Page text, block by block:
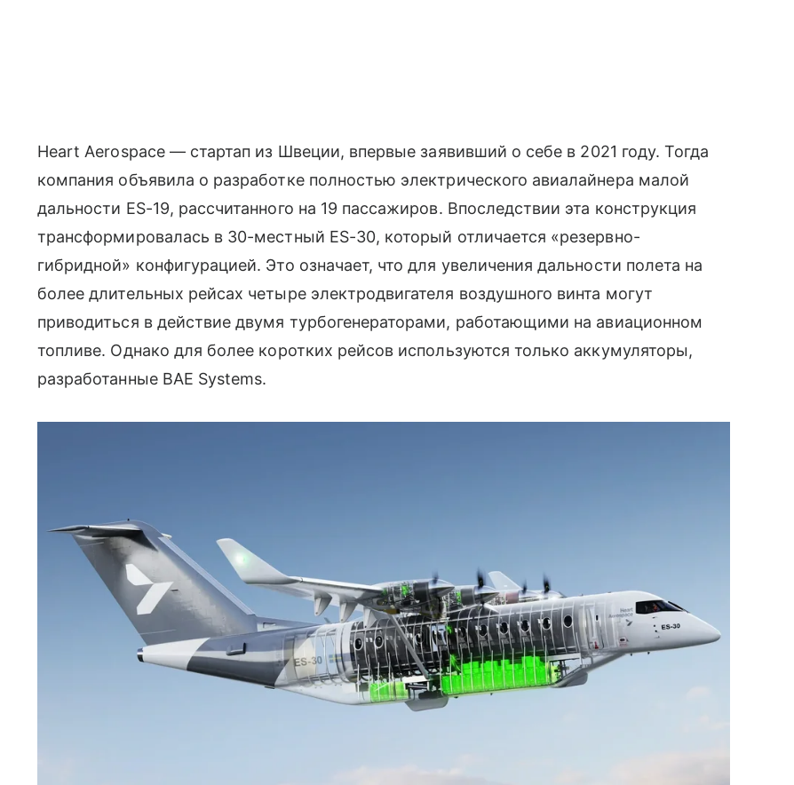
Heart Aerospace — стартап из Швеции, впервые заявивший о себе в 2021 году. Тогда
компания объявила о разработке полностью электрического авиалайнера малой
дальности ES-19, рассчитанного на 19 пассажиров. Впоследствии эта конструкция
трансформировалась в 30-местный ES-30, который отличается «резервно-
гибридной» конфигурацией. Это означает, что для увеличения дальности полета на
более длительных рейсах четыре электродвигателя воздушного винта могут
приводиться в действие двумя турбогенераторами, работающими на авиационном
топливе. Однако для более коротких рейсов используются только аккумуляторы,
разработанные BAE Systems.